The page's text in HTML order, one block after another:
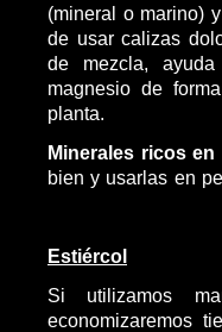
(mineral o marino)
de usar calizas
de mezcla,
magnesio de
planta.
Minerales ricos en
bien y usarlas en
Estiércol
Si utilizamos
economizaremos